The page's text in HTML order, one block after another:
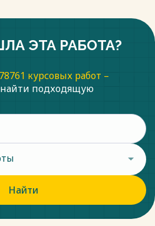
ЭТА РАБОТА?
78761 курсовых работ –
подходящую
Найти